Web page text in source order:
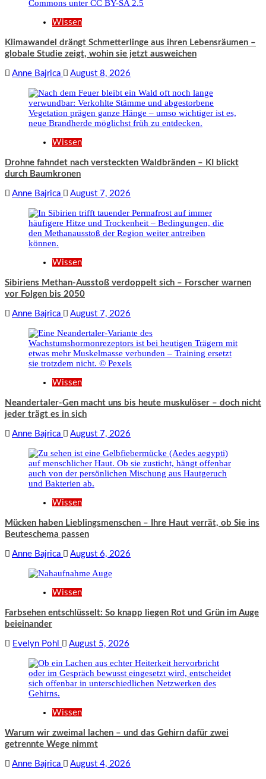
Wissen
Klimawandel drängt Schmetterlinge aus ihren Lebensräumen –
globale Studie zeigt, wohin sie jetzt ausweichen
Anne Bajrica August 8, 2026
Wissen
Drohne fahndet nach versteckten Waldbränden – KI blickt
durch Baumkronen
Anne Bajrica August 7, 2026
Wissen
Sibiriens Methan-Ausstoß verdoppelt sich – Forscher warnen
vor Folgen bis 2050
Anne Bajrica August 7, 2026
Wissen
Neandertaler-Gen macht uns bis heute muskulöser – doch nicht
jeder trägt es in sich
Anne Bajrica August 7, 2026
Wissen
Mücken haben Lieblingsmenschen – Ihre Haut verrät, ob Sie ins
Beuteschema passen
Anne Bajrica August 6, 2026
Wissen
Farbsehen entschlüsselt: So knapp liegen Rot und Grün im Auge
beieinander
Evelyn Pohl August 5, 2026
Wissen
Warum wir zweimal lachen – und das Gehirn dafür zwei
getrennte Wege nimmt
Anne Bajrica August 4, 2026